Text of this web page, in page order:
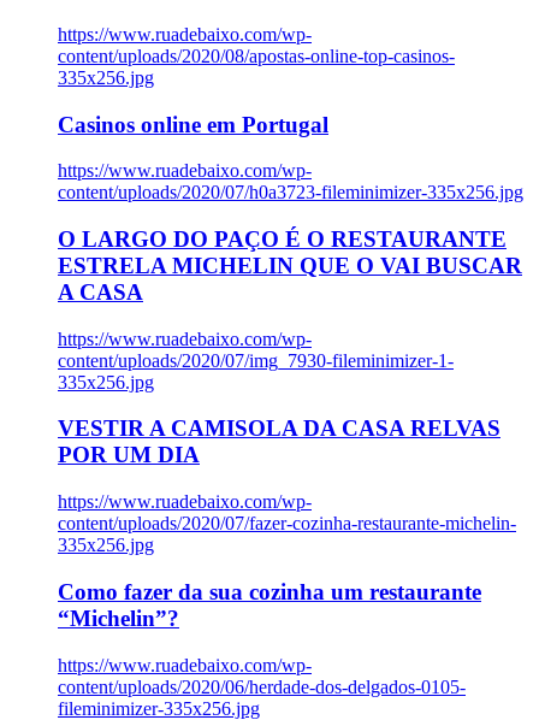
https://www.ruadebaixo.com/wp-
content/uploads/2020/08/apostas-online-top-casinos-
335x256.jpg
Casinos online em Portugal
https://www.ruadebaixo.com/wp-
content/uploads/2020/07/h0a3723-fileminimizer-335x256.jpg
O LARGO DO PAÇO É O RESTAURANTE
ESTRELA MICHELIN QUE O VAI BUSCAR
A CASA
https://www.ruadebaixo.com/wp-
content/uploads/2020/07/img_7930-fileminimizer-1-
335x256.jpg
VESTIR A CAMISOLA DA CASA RELVAS
POR UM DIA
https://www.ruadebaixo.com/wp-
content/uploads/2020/07/fazer-cozinha-restaurante-michelin-
335x256.jpg
Como fazer da sua cozinha um restaurante
“Michelin”?
https://www.ruadebaixo.com/wp-
content/uploads/2020/06/herdade-dos-delgados-0105-
fileminimizer-335x256.jpg